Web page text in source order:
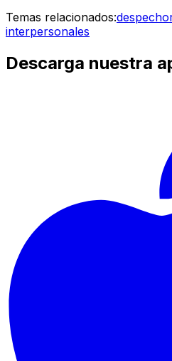
Temas relacionados:despecho
interpersonales
Descarga nuestra